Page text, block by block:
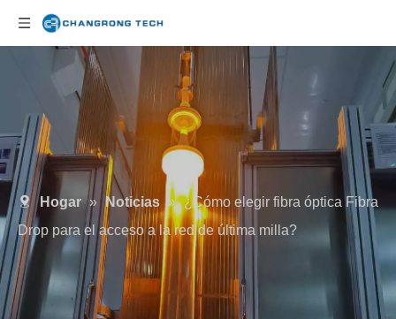
Hogar » Noticias » ¿Cómo elegir fibra óptica Fibra
Drop para el acceso a la red de última milla?